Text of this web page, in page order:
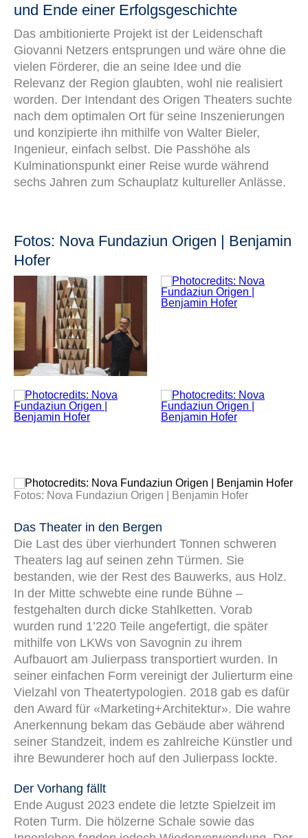
und Ende einer Erfolgsgeschichte
Das ambitionierte Projekt ist der Leidenschaft
Giovanni Netzers entsprungen und wäre ohne die
vielen Förderer, die an seine Idee und die
Relevanz der Region glaubten, wohl nie realisiert
worden. Der Intendant des Origen Theaters suchte
nach dem optimalen Ort für seine Inszenierungen
und konzipierte ihn mithilfe von Walter Bieler,
Ingenieur, einfach selbst. Die Passhöhe als
Kulminationspunkt einer Reise wurde während
sechs Jahren zum Schauplatz kultureller Anlässe.
Fotos: Nova Fundaziun Origen | Benjamin
Hofer
Fotos: Nova Fundaziun Origen | Benjamin Hofer
Das Theater in den Bergen
Die Last des über vierhundert Tonnen schweren
Theaters lag auf seinen zehn Türmen. Sie
bestanden, wie der Rest des Bauwerks, aus Holz.
In der Mitte schwebte eine runde Bühne –
festgehalten durch dicke Stahlketten. Vorab
wurden rund 1’220 Teile angefertigt, die später
mithilfe von LKWs von Savognin zu ihrem
Aufbauort am Julierpass transportiert wurden. In
seiner einfachen Form vereinigt der Julierturm eine
Vielzahl von Theatertypologien. 2018 gab es dafür
den Award für «Marketing+Architektur». Die wahre
Anerkennung bekam das Gebäude aber während
seiner Standzeit, indem es zahlreiche Künstler und
ihre Bewunderer hoch auf den Julierpass lockte.
Der Vorhang fällt
Ende August 2023 endete die letzte Spielzeit im
Roten Turm. Die hölzerne Schale sowie das